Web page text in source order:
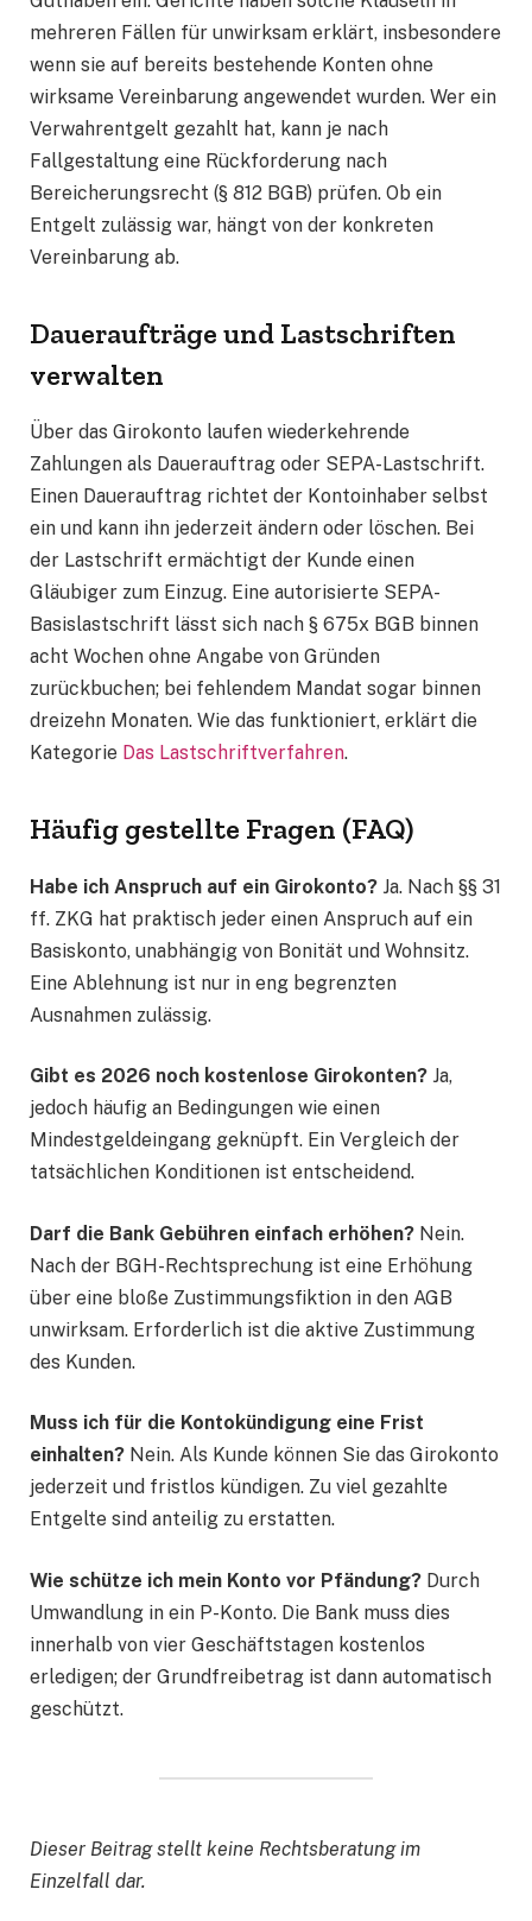
mehreren Fällen für unwirksam erklärt, insbesondere
wenn sie auf bereits bestehende Konten ohne
wirksame Vereinbarung angewendet wurden. Wer ein
Verwahrentgelt gezahlt hat, kann je nach
Fallgestaltung eine Rückforderung nach
Bereicherungsrecht (§ 812 BGB) prüfen. Ob ein
Entgelt zulässig war, hängt von der konkreten
Vereinbarung ab.
Daueraufträge und Lastschriften
verwalten
Über das Girokonto laufen wiederkehrende
Zahlungen als Dauerauftrag oder SEPA-Lastschrift.
Einen Dauerauftrag richtet der Kontoinhaber selbst
ein und kann ihn jederzeit ändern oder löschen. Bei
der Lastschrift ermächtigt der Kunde einen
Gläubiger zum Einzug. Eine autorisierte SEPA-
Basislastschrift lässt sich nach § 675x BGB binnen
acht Wochen ohne Angabe von Gründen
zurückbuchen; bei fehlendem Mandat sogar binnen
dreizehn Monaten. Wie das funktioniert, erklärt die
Kategorie Das Lastschriftverfahren.
Häufig gestellte Fragen (FAQ)
Habe ich Anspruch auf ein Girokonto? Ja. Nach §§ 31
ff. ZKG hat praktisch jeder einen Anspruch auf ein
Basiskonto, unabhängig von Bonität und Wohnsitz.
Eine Ablehnung ist nur in eng begrenzten
Ausnahmen zulässig.
Gibt es 2026 noch kostenlose Girokonten? Ja,
jedoch häufig an Bedingungen wie einen
Mindestgeldeingang geknüpft. Ein Vergleich der
tatsächlichen Konditionen ist entscheidend.
Darf die Bank Gebühren einfach erhöhen? Nein.
Nach der BGH-Rechtsprechung ist eine Erhöhung
über eine bloße Zustimmungsfiktion in den AGB
unwirksam. Erforderlich ist die aktive Zustimmung
des Kunden.
Muss ich für die Kontokündigung eine Frist
einhalten? Nein. Als Kunde können Sie das Girokonto
jederzeit und fristlos kündigen. Zu viel gezahlte
Entgelte sind anteilig zu erstatten.
Wie schütze ich mein Konto vor Pfändung? Durch
Umwandlung in ein P-Konto. Die Bank muss dies
innerhalb von vier Geschäftstagen kostenlos
erledigen; der Grundfreibetrag ist dann automatisch
geschützt.
Dieser Beitrag stellt keine Rechtsberatung im
Einzelfall dar.